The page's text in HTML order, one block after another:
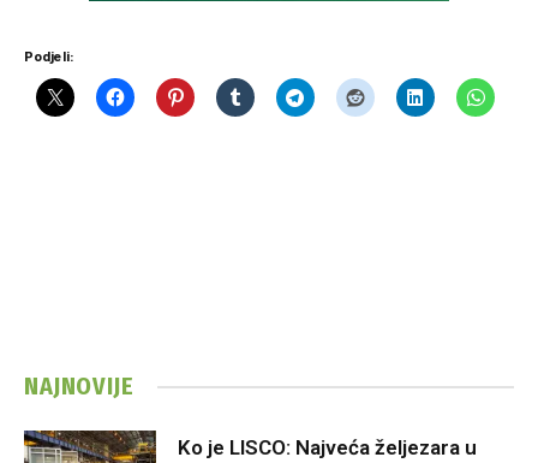
Podjeli:
NAJNOVIJE
Ko je LISCO: Najveća željezara u